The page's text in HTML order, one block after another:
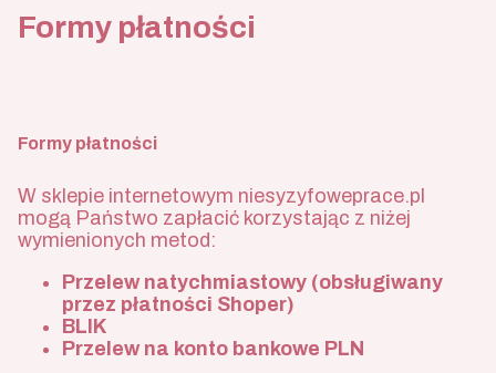
Formy płatności
Formy płatności
W sklepie internetowym niesyzyfoweprace.pl
mogą Państwo zapłacić korzystając z niżej
wymienionych metod:
Przelew natychmiastowy (obsługiwany
przez płatności Shoper)
BLIK
Przelew na konto bankowe PLN